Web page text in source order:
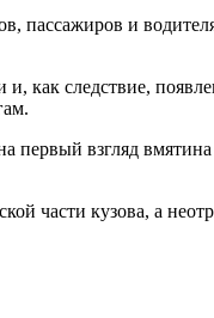
и
как следствие,
взгляд
части кузова, а